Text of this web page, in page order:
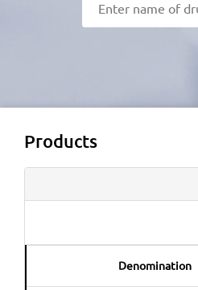
Products
Denomination